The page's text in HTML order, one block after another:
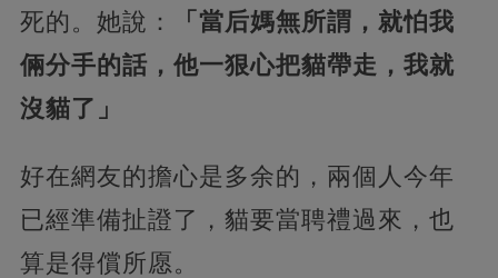
死的。她說：
「當后媽無所謂，就怕我
倆分手的話，他一狠心把貓帶走，我就
沒貓了」
好在網友的擔心是多余的，兩個人今年
已經準備扯證了，貓要當聘禮過來，也
算是得償所愿。